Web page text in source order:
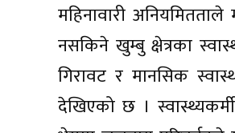
महिनावारी
नसकिने खुम्बु क्षेत्रका
गिरावट र मानसिक
देखिएको छ ।